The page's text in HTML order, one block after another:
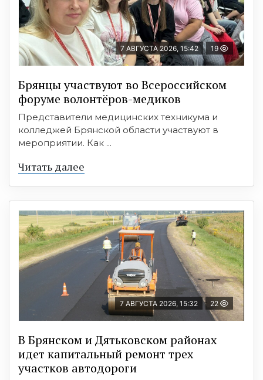
7 АВГУСТА 2026, 15:42 19
Брянцы участвуют во Всероссийском
форуме волонтёров-медиков
Представители медицинских техникума и
колледжей Брянской области участвуют в
мероприятии. Как ...
Читать далее
7 АВГУСТА 2026, 15:32 22
В Брянском и Дятьковском районах
идет капитальный ремонт трех
участков автодороги